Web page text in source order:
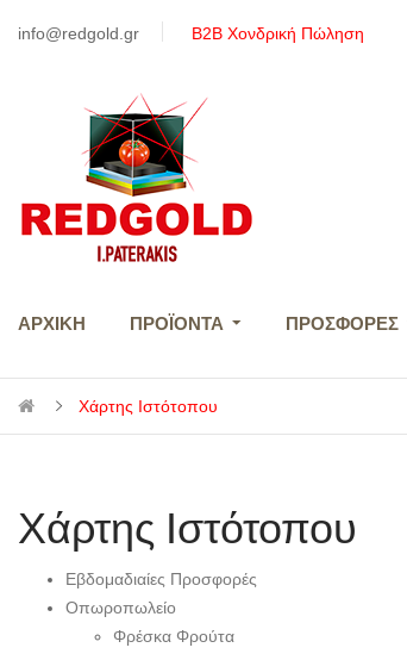
info@redgold.gr Β2B Χονδρική Πώληση
ΑΡΧΙΚΉ ΠΡΟΪΌΝΤΑ ΠΡΟΣΦΟΡΈΣ
Χάρτης Ιστότοπου
Χάρτης Ιστότοπου
Εβδομαδιαίες Προσφορές
Οπωροπωλείο
Φρέσκα Φρούτα